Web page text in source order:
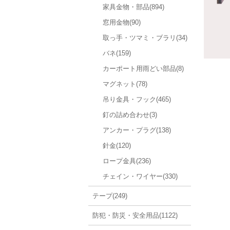
家具金物・部品(894)
窓用金物(90)
取っ手・ツマミ・ブラリ(34)
バネ(159)
カーポート用雨どい部品(8)
マグネット(78)
吊り金具・フック(465)
釘の詰め合わせ(3)
アンカー・プラグ(138)
針金(120)
ロープ金具(236)
チェイン・ワイヤー(330)
テープ(249)
防犯・防災・安全用品(1122)